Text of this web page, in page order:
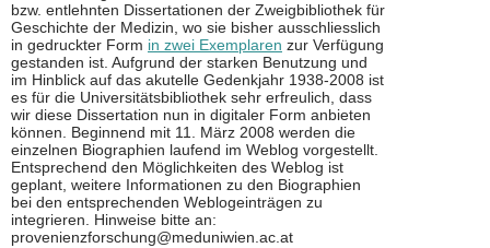
bzw. entlehnten Dissertationen der Zweigbibliothek für
Geschichte der Medizin, wo sie bisher ausschliesslich
in gedruckter Form in zwei Exemplaren zur Verfügung
gestanden ist. Aufgrund der starken Benutzung und
im Hinblick auf das akutelle Gedenkjahr 1938-2008 ist
es für die Universitätsbibliothek sehr erfreulich, dass
wir diese Dissertation nun in digitaler Form anbieten
können. Beginnend mit 11. März 2008 werden die
einzelnen Biographien laufend im Weblog vorgestellt.
Entsprechend den Möglichkeiten des Weblog ist
geplant, weitere Informationen zu den Biographien
bei den entsprechenden Weblogeinträgen zu
integrieren. Hinweise bitte an:
provenienzforschung@meduniwien.ac.at